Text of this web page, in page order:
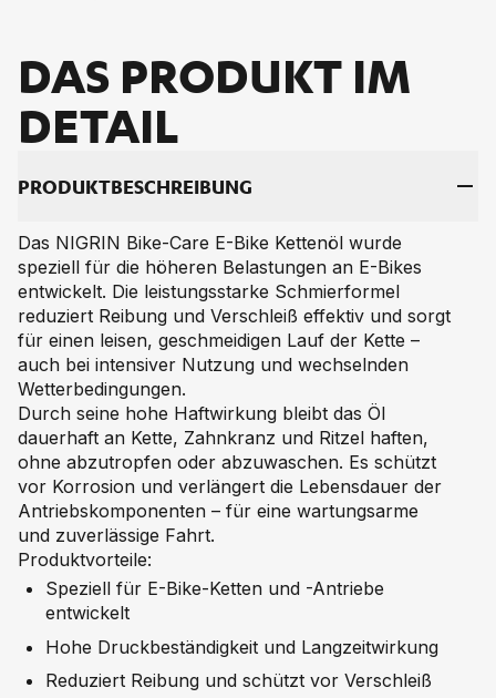
DAS PRO­DUKT IM
DE­TAIL
PRO­DUKT­BE­SCHREI­BUNG
Das NIGRIN Bike-Care E-Bike Kettenöl wurde
speziell für die höheren Belastungen an E-Bikes
entwickelt. Die leistungsstarke Schmierformel
reduziert Reibung und Verschleiß effektiv und sorgt
für einen leisen, geschmeidigen Lauf der Kette –
auch bei intensiver Nutzung und wechselnden
Wetterbedingungen.
Durch seine hohe Haftwirkung bleibt das Öl
dauerhaft an Kette, Zahnkranz und Ritzel haften,
ohne abzutropfen oder abzuwaschen. Es schützt
vor Korrosion und verlängert die Lebensdauer der
Antriebskomponenten – für eine wartungsarme
und zuverlässige Fahrt.
Produktvorteile:
Speziell für E-Bike-Ketten und -Antriebe
entwickelt
Hohe Druckbeständigkeit und Langzeitwirkung
Reduziert Reibung und schützt vor Verschleiß